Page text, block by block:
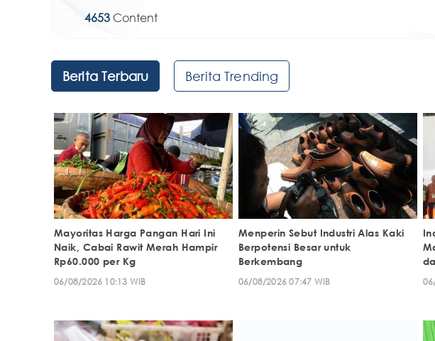
4653 Content
Berita Terbaru Berita Trending
Mayoritas Harga Pangan Hari Ini
Naik, Cabai Rawit Merah Hampir
Rp60.000 per Kg
06/08/2026 10:13 WIB
Menperin Sebut Industri Alas Kaki
Berpotensi Besar untuk
Berkembang
06/08/2026 07:47 WIB